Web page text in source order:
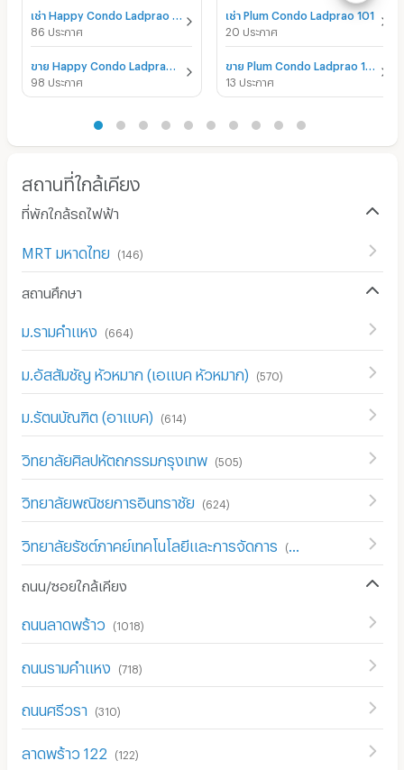
86 ประกาศ
98 ประกาศ
เช่า Plum Condo Ladprao 101
20 ประกาศ
ขาย Plum Condo Ladprao 101
13 ประกาศ
สถานที่ใกล้เคียง
ที่พักใกล้รถไฟฟ้า
MRT มหาดไทย (146)
สถานศึกษา
ม.รามคำแหง (664 )
ม.อัสสัมชัญ หัวหมาก (เอแบค หัวหมาก) (570)
ม.รัตนบัณฑิต (อาแบค) (614 )
วิทยาลัยศิลปหัตถกรรมกรุงเทพ (505)
วิทยาลัยพณิชยการอินทราชัย (624 )
วิทยาลัยรัชต์ภาคย์เทคโนโลยีและการจัดการ (612
ถนน/ซอยใกล้เคียง
ถนนลาดพร้าว (1018)
ถนนรามคำแหง (718)
ถนนศรีวรา (310)
ลาดพร้าว 122 (122)